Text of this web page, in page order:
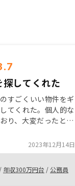
探してくれた
すごくいい物件をギ
てくれた。個人的な
り、大変だったと思
消しようと聞いてく
く説明してくれた。
捨てるのはもったい
たが、満足。
2023年12月14日
/ 年収300万円台 / 公務員